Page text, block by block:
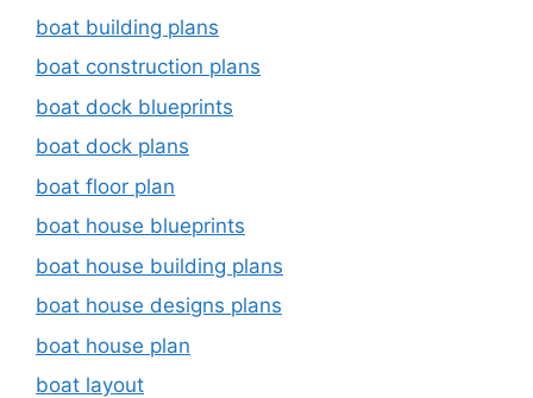
boat building plans
boat construction plans
boat dock blueprints
boat dock plans
boat floor plan
boat house blueprints
boat house building plans
boat house designs plans
boat house plan
boat layout